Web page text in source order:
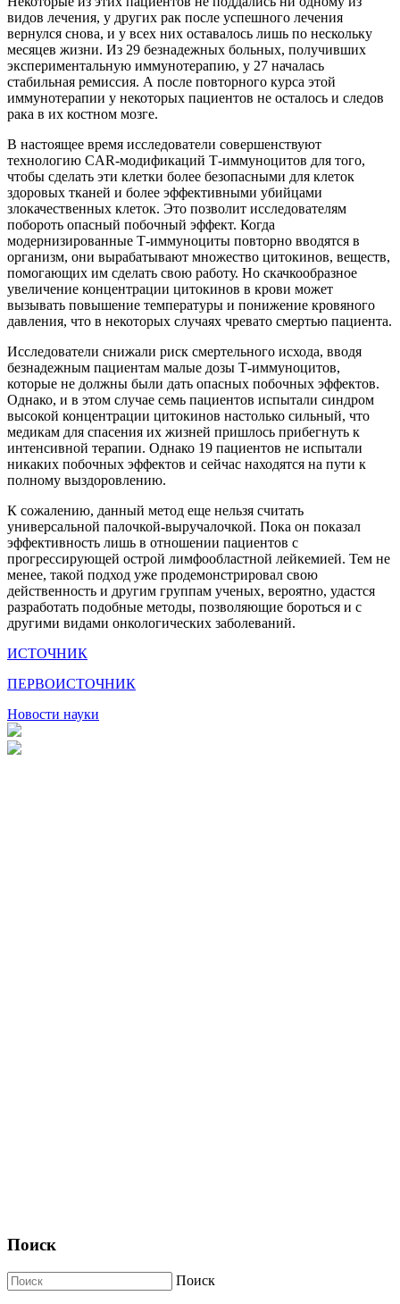
видов лечения, у других рак после успешного лечения
вернулся снова, и у всех них оставалось лишь по нескольку
месяцев жизни. Из 29 безнадежных больных, получивших
экспериментальную иммунотерапию, у 27 началась
стабильная ремиссия. А после повторного курса этой
иммунотерапии у некоторых пациентов не осталось и следов
рака в их костном мозге.
В настоящее время исследователи совершенствуют
технологию CAR-модификаций Т-иммуноцитов для того,
чтобы сделать эти клетки более безопасными для клеток
здоровых тканей и более эффективными убийцами
злокачественных клеток. Это позволит исследователям
побороть опасный побочный эффект. Когда
модернизированные Т-иммуноциты повторно вводятся в
организм, они вырабатывают множество цитокинов, веществ,
помогающих им сделать свою работу. Но скачкообразное
увеличение концентрации цитокинов в крови может
вызывать повышение температуры и понижение кровяного
давления, что в некоторых случаях чревато смертью пациента.
Исследователи снижали риск смертельного исхода, вводя
безнадежным пациентам малые дозы Т-иммуноцитов,
которые не должны были дать опасных побочных эффектов.
Однако, и в этом случае семь пациентов испытали синдром
высокой концентрации цитокинов настолько сильный, что
медикам для спасения их жизней пришлось прибегнуть к
интенсивной терапии. Однако 19 пациентов не испытали
никаких побочных эффектов и сейчас находятся на пути к
полному выздоровлению.
К сожалению, данный метод еще нельзя считать
универсальной палочкой-выручалочкой. Пока он показал
эффективность лишь в отношении пациентов с
прогрессирующей острой лимфообластной лейкемией. Тем не
менее, такой подход уже продемонстрировал свою
действенность и другим группам ученых, вероятно, удастся
разработать подобные методы, позволяющие бороться и с
другими видами онкологических заболеваний.
ИСТОЧНИК
ПЕРВОИСТОЧНИК
Новости науки
Поиск
Поиск